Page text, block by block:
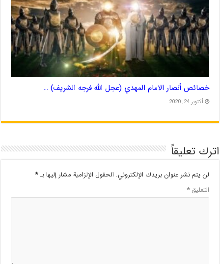
خصائص أنصار الامام المهدي (عجل الله فرجه الشريف) …
أكتوبر 24, 2020
اترك تعليقاً
لن يتم نشر عنوان بريدك الإلكتروني. الحقول الإلزامية مشار إليها بـ*
التعليق*